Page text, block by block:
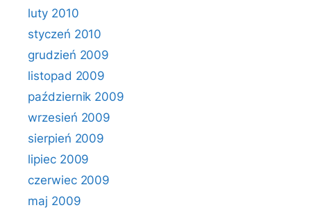
luty 2010
styczeń 2010
grudzień 2009
listopad 2009
październik 2009
wrzesień 2009
sierpień 2009
lipiec 2009
czerwiec 2009
maj 2009